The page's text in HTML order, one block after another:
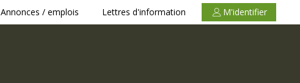
Annonces / emplois Lettres d'information M'identifier